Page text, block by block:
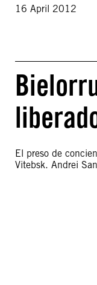
16 April 2012
El preso de
Vitebsk. Andrei